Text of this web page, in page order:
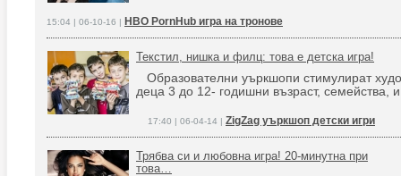
15:04 | 06-10-16 | HBO PornHub игра на тронове
Текстил, нишка и филц: това е детска игра!
Образователни уъркшопи стимулират
деца 3 до 12- годишни възраст, семейства,
17:40 | 06-04-14 | ZigZag уъркшоп детски игри
Трябва си и любовна игра! 20-минутна при
това…